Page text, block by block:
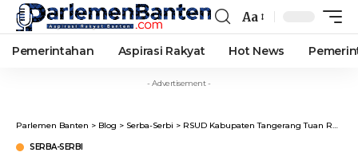
Font
Resizer
Aa
Pemerintahan Aspirasi Rakyat Hot News
- Advertisement -
Parlemen Banten > Blog > Serba-Serbi > RSUD Kabupaten Tangerang Tuan Rumah Pencanangan Imunisasi Hepatitis B
SERBA-SERBI